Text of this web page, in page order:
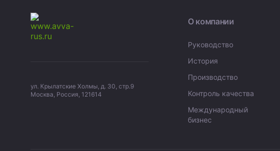
ул. Крылатские Холмы, д. 30, стр.9
Москва, Россия, 121614
О компании
Руководство
История
Производство
Контроль качества
Международный
бизнес